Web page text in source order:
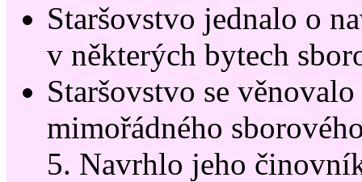
Staršovstvo jednalo o
v některých bytech
Staršovstvo se
mimořádného
5. Navrhlo jeho